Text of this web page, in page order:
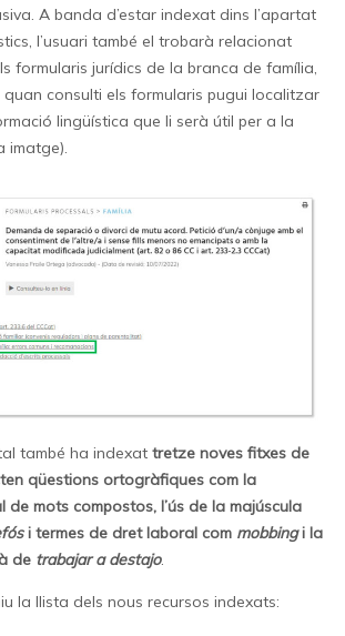
A banda d’estar indexat dins l’apartat
l’usuari també el trobarà relacionat
formularis jurídics de la branca de família,
quan consulti els formularis pugui localitzar
lingüística que li serà útil per a la
imatge).
també ha indexat tretze noves fitxes de
qüestions ortogràfiques com la
de mots compostos, l’ús de la majúscula
i termes de dret laboral com mobbingi la
de trabajar a destajo.
la llista dels nous recursos indexats: